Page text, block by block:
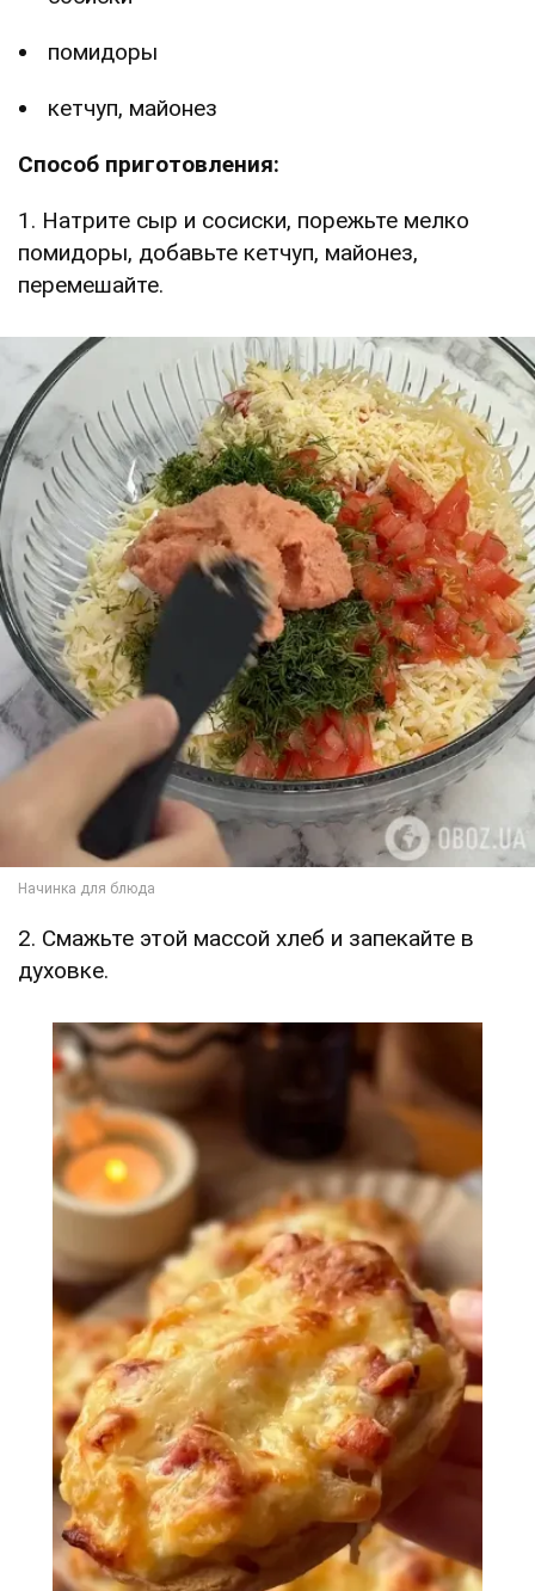
помидоры
кетчуп, майонез
Способ приготовления:
1. Натрите сыр и сосиски, порежьте мелко
помидоры, добавьте кетчуп, майонез,
перемешайте.
2. Смажьте этой массой хлеб и запекайте в
духовке.